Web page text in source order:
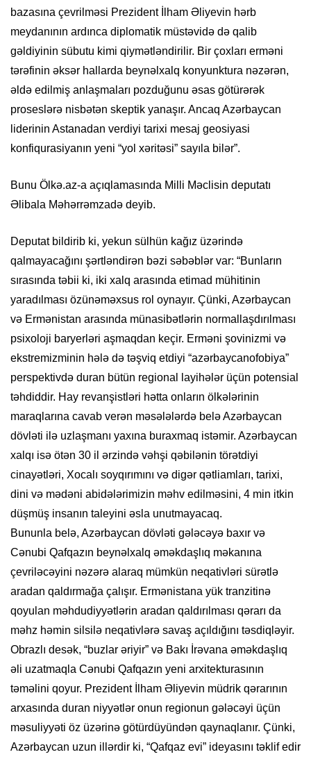
bazasına çevrilməsi Prezident İlham Əliyevin hərb
meydanının ardınca diplomatik müstəvidə də qalib
gəldiyinin sübutu kimi qiymətləndirilir. Bir çoxları erməni
tərəfinin əksər hallarda beynəlxalq konyunktura nəzərən,
əldə edilmiş anlaşmaları pozduğunu əsas götürərək
proseslərə nisbətən skeptik yanaşır. Ancaq Azərbaycan
liderinin Astanadan verdiyi tarixi mesaj geosiyasi
konfiqurasiyanın yeni “yol xəritəsi” sayıla bilər”.
Bunu Ölkə.az-a açıqlamasında Milli Məclisin deputatı
Əlibala Məhərrəmzadə deyib.
Deputat bildirib ki, yekun sülhün kağız üzərində
qalmayacağını şərtləndirən bəzi səbəblər var: “Bunların
sırasında təbii ki, iki xalq arasında etimad mühitinin
yaradılması özünəməxsus rol oynayır. Çünki, Azərbaycan
və Ermənistan arasında münasibətlərin normallaşdırılması
psixoloji baryerləri aşmaqdan keçir. Erməni şovinizmi və
ekstremizminin hələ də təşviq etdiyi “azərbaycanofobiya”
perspektivdə duran bütün regional layihələr üçün potensial
təhdiddir. Hay revanşistləri hətta onların ölkələrinin
maraqlarına cavab verən məsələlərdə belə Azərbaycan
dövləti ilə uzlaşmanı yaxına buraxmaq istəmir. Azərbaycan
xalqı isə ötən 30 il ərzində vəhşi qəbilənin törətdiyi
cinayətləri, Xocalı soyqırımını və digər qətliamları, tarixi,
dini və mədəni abidələrimizin məhv edilməsini, 4 min itkin
düşmüş insanın taleyini əsla unutmayacaq.
Bununla belə, Azərbaycan dövləti gələcəyə baxır və
Cənubi Qafqazın beynəlxalq əməkdaşlıq məkanına
çevriləcəyini nəzərə alaraq mümkün neqativləri sürətlə
aradan qaldırmağa çalışır. Ermənistana yük tranzitinə
qoyulan məhdudiyyətlərin aradan qaldırılması qərarı da
məhz həmin silsilə neqativlərə savaş açıldığını təsdiqləyir.
Obrazlı desək, “buzlar əriyir” və Bakı İrəvana əməkdaşlıq
əli uzatmaqla Cənubi Qafqazın yeni arxitekturasının
təməlini qoyur. Prezident İlham Əliyevin müdrik qərarının
arxasında duran niyyətlər onun regionun gələcəyi üçün
məsuliyyəti öz üzərinə götürdüyündən qaynaqlanır. Çünki,
Azərbaycan uzun illərdir ki, “Qafqaz evi” ideyasını təklif edir